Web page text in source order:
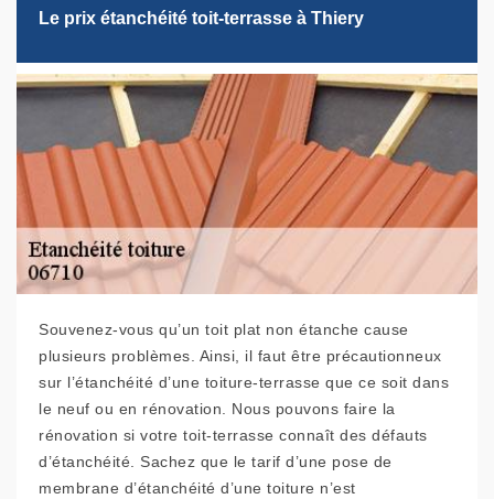
Le prix étanchéité toit-terrasse à Thiery
Souvenez-vous qu’un toit plat non étanche cause
plusieurs problèmes. Ainsi, il faut être précautionneux
sur l’étanchéité d’une toiture-terrasse que ce soit dans
le neuf ou en rénovation. Nous pouvons faire la
rénovation si votre toit-terrasse connaît des défauts
d’étanchéité. Sachez que le tarif d’une pose de
membrane d’étanchéité d’une toiture n’est